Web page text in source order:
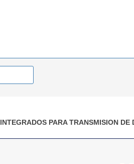
INTEGRADOS PARA TRANSMISION DE